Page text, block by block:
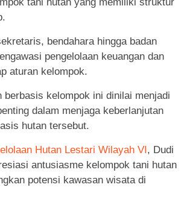
tani hutan yang memiliki struktur
bendahara hingga badan
pengelolaan keuangan dan
aturan kelompok.
berbasis kelompok ini dinilai menjadi
dalam menjaga keberlanjutan
hutan tersebut.
Hutan Lestari Wilayah VI , Dudi
antusiasme kelompok tani hutan
potensi kawasan wisata di